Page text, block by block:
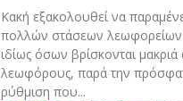
Κακή εξακολουθεί να
πολλών στάσεων λεωφορείων
ιδίως όσων βρίσκονται μακριά
λεωφόρους, παρά την
ρύθμιση που...